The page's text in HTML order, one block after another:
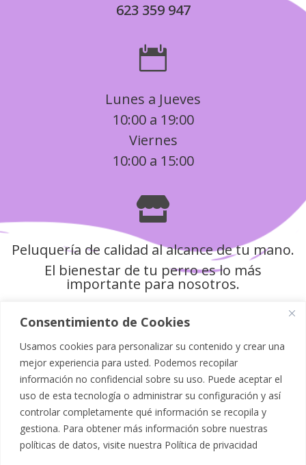
Consentimiento de Cookies
Usamos cookies para personalizar su contenido y crear una
mejor experiencia para usted. Podemos recopilar
información no confidencial sobre su uso. Puede aceptar el
uso de esta tecnología o administrar su configuración y así
controlar completamente qué información se recopila y
gestiona. Para obtener más información sobre nuestras
políticas de datos, visite nuestra Política de privacidad
623 359 947

Lunes a Jueves
10:00 a 19:00
Viernes
10:00 a 15:00

Peluquería de calidad al alcance de tu mano.
El bienestar de tu perro es lo más
importante para nosotros.
Política de Privacidad
Aviso Legal
Política de Cookies